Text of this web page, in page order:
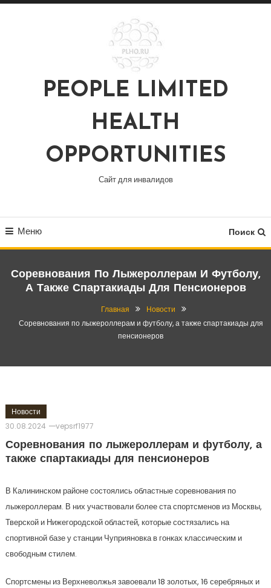
Перейти
PEOPLE LIMITED
HEALTH
OPPORTUNITIES
Сайт для инвалидов
Меню Поиск
Соревнования По Лыжероллерам И Футболу,
А Также Спартакиады Для Пенсионеров
Главная
Новости
Соревнования по лыжероллерам и футболу, а также спартакиады для
пенсионеров
Новости
30.08.2024
vepsrf1977
Соревнования по лыжероллерам и футболу, а
также спартакиады для пенсионеров
В Калининском районе состоялись областные соревнования по
лыжероллерам. В них участвовали более ста спортсменов из Москвы,
Тверской и Нижегородской областей, которые состязались на
спортивной базе у станции Чуприяновка в гонках классическим и
свободным стилем.
Спортсмены из Верхневолжья завоевали 18 золотых, 16 серебряных и